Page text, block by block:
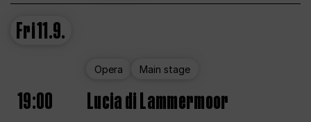
Fri11.9.
Opera Main stage
19:00 Lucia di Lammermoor